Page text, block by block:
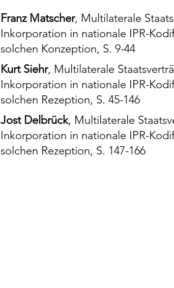
Franz Matscher, Multilaterale
Inkorporation in nationale IPR-
solchen Konzeption, S. 9-44
Kurt Siehr, Multilaterale
Inkorporation in nationale IPR-
solchen Rezeption, S. 45-146
Jost Delbrück, Multilaterale
Inkorporation in nationale IPR-
solchen Rezeption, S. 147-166